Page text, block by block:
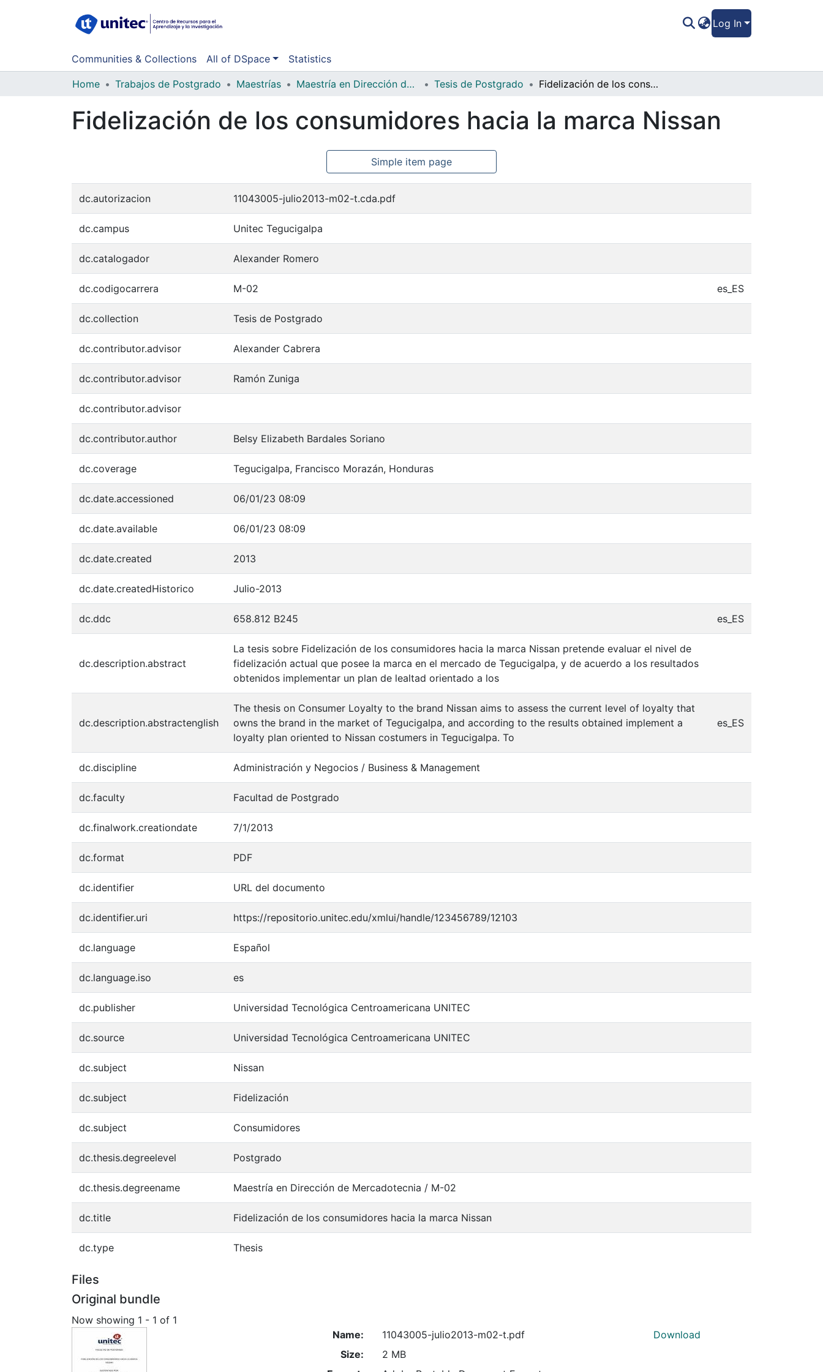
Log In
Communities & Collections All of DSpace Statistics
Home Trabajos de Postgrado Maestrías Maestría en Dirección de Mercadotecnia Tesis de Postgrado Fidelización de los consumidores hacia la marca Nissan
Fidelización de los consumidores hacia la marca Nissan
Simple item page
dc.autorizacion 11043005-julio2013-m02-t.cda.pdf
dc.campus Unitec Tegucigalpa
dc.catalogador Alexander Romero
dc.codigocarrera M-02 es_ES
dc.collection Tesis de Postgrado
dc.contributor.advisor Alexander Cabrera
dc.contributor.advisor Ramón Zuniga
dc.contributor.advisor
dc.contributor.author Belsy Elizabeth Bardales Soriano
dc.coverage Tegucigalpa, Francisco Morazán, Honduras
dc.date.accessioned 06/01/23 08:09
dc.date.available 06/01/23 08:09
dc.date.created 2013
dc.date.createdHistorico Julio-2013
dc.ddc 658.812 B245 es_ES
dc.description.abstract
La tesis sobre Fidelización de los consumidores hacia la marca Nissan pretende evaluar el nivel de
fidelización actual que posee la marca en el mercado de Tegucigalpa, y de acuerdo a los resultados
obtenidos implementar un plan de lealtad orientado a los
dc.description.abstractenglish
The thesis on Consumer Loyalty to the brand Nissan aims to assess the current level of loyalty that
owns the brand in the market of Tegucigalpa, and according to the results obtained implement a
loyalty plan oriented to Nissan costumers in Tegucigalpa. To
es_ES
dc.discipline Administración y Negocios / Business & Management
dc.faculty Facultad de Postgrado
dc.finalwork.creationdate 7/1/2013
dc.format PDF
dc.identifier URL del documento
dc.identifier.uri https://repositorio.unitec.edu/xmlui/handle/123456789/12103
dc.language Español
dc.language.iso es
dc.publisher Universidad Tecnológica Centroamericana UNITEC
dc.source Universidad Tecnológica Centroamericana UNITEC
dc.subject Nissan
dc.subject Fidelización
dc.subject Consumidores
dc.thesis.degreelevel Postgrado
dc.thesis.degreename Maestría en Dirección de Mercadotecnia / M-02
dc.title Fidelización de los consumidores hacia la marca Nissan
dc.type Thesis
Files
Original bundle
Now showing 1 - 1 of 1
Name:
11043005-julio2013-m02-t.pdf
Size:
2 MB
Download